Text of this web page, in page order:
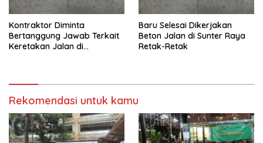
Kontraktor Diminta
Bertanggung Jawab Terkait
Keretakan Jalan di
Baru Selesai Dikerjakan
Beton Jalan di Sunter Raya
Retak-Retak
Rekomendasi untuk kamu